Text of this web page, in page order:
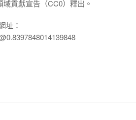
貢獻宣告（CC0）釋出。
址：